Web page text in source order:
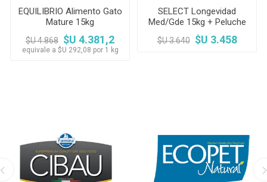
EQUILIBRIO Alimento Gato
Mature 15kg
$U 4.868 $U 4.381,2
equivale a $U 292,08 por 1 kg
SELECT Longevidad
Med/Gde 15kg + Peluche
sorpresa mundial
$U 3.640 $U 3.458